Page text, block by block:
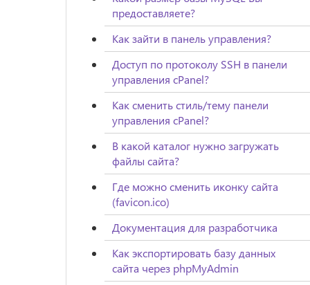
предоставляете?
Как зайти в панель управления?
Доступ по протоколу SSH в панели
управления cPanel?
Как сменить стиль/тему панели
управления cPanel?
В какой каталог нужно загружать
файлы сайта?
Где можно сменить иконку сайта
(favicon.ico)
Документация для разработчика
Как экспортировать базу данных
сайта через phpMyAdmin